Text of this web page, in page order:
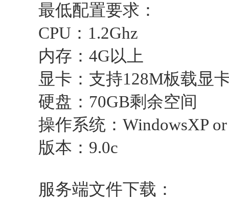
最低配置要求：
CPU：1.2Ghz
内存：4G以上
显卡：支持128M板载显
硬盘：70GB剩余空间
操作系统：WindowsXP
版本：9.0c
服务端文件下载：